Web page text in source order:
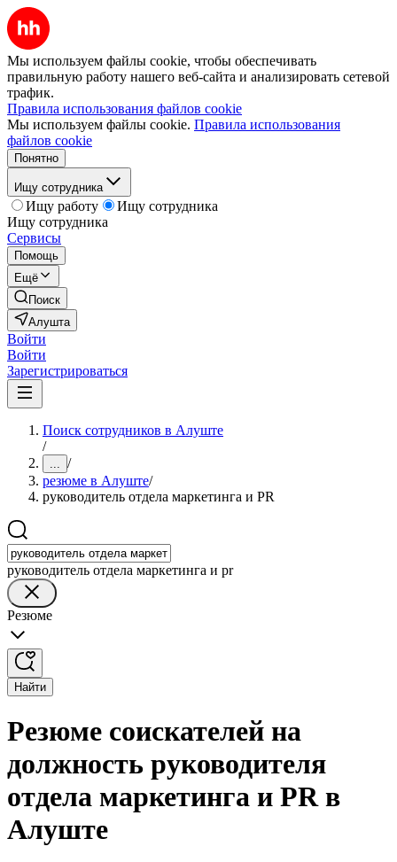
Мы используем файлы cookie, чтобы обеспечивать
правильную работу нашего веб-сайта и анализировать сетевой
трафик.
Правила использования файлов cookie
Мы используем файлы cookie. Правила использования
файлов cookie
Понятно
Ищу сотрудника
Ищу работу
Ищу сотрудника
Ищу сотрудника
Сервисы
Помощь
Ещё
Поиск
Алушта
Войти
Войти
Зарегистрироваться
Поиск сотрудников в Алуште
/
... /
резюме в Алуште/
руководитель отдела маркетинга и PR
руководитель отдела маркетинга и pr
Резюме
Найти
Резюме соискателей на
должность руководителя
отдела маркетинга и PR в
Алуште